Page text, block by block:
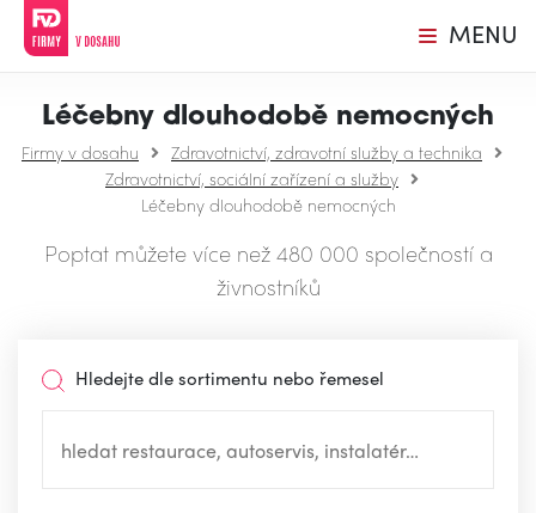
MENU
Léčebny dlouhodobě nemocných
Firmy v dosahu
Zdravotnictví, zdravotní služby a technika
Zdravotnictví, sociální zařízení a služby
Léčebny dlouhodobě nemocných
Poptat můžete více než 480 000 společností a
živnostníků
Hledejte dle sortimentu nebo řemesel